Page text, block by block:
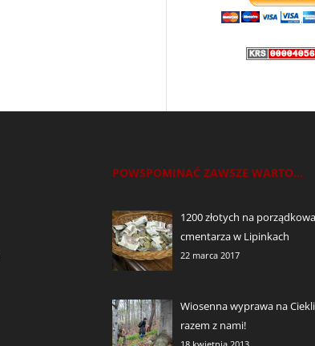
POWSPOMINAĆ ZAWSZE WARTO...
1200 złotych na
cmentarza w Lipinkach
22 marca 2017
Wiosenna wyprawa na
razem z nami!